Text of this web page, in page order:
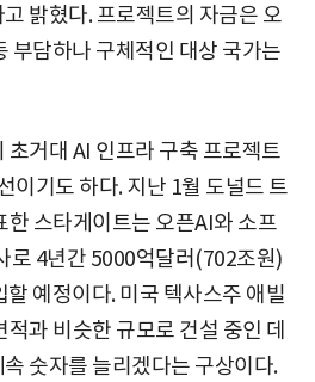
밝혔다. 프로젝트의 자금은 오
부담하나 구체적인 대상 국가는
거대 AI 인프라 구축 프로젝트
이기도 하다. 지난 1월 도널드 트
한 스타게이트는 오픈AI와 소프
로 4년간 5000억달러(702조원)
예정이다. 미국 텍사스주 애빌
과 비슷한 규모로 건설 중인 데
숫자를 늘리겠다는 구상이다.